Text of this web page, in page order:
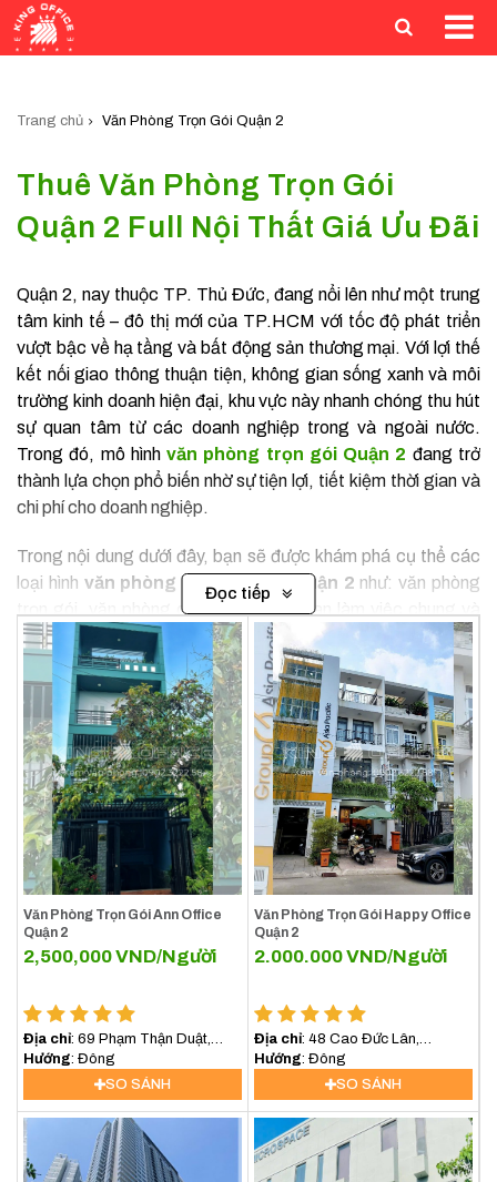
Trang chủ Văn Phòng Trọn Gói Quận 2
Thuê Văn Phòng Trọn Gói
Quận 2 Full Nội Thất Giá Ưu Đãi
Quận 2, nay thuộc TP. Thủ Đức, đang nổi lên như một trung
tâm kinh tế – đô thị mới của TP.HCM với tốc độ phát triển
vượt bậc về hạ tầng và bất động sản thương mại. Với lợi thế
kết nối giao thông thuận tiện, không gian sống xanh và môi
trường kinh doanh hiện đại, khu vực này nhanh chóng thu hút
sự quan tâm từ các doanh nghiệp trong và ngoài nước.
Trong đó, mô hìnhvăn phòng trọn gói Quận 2 đang trở
thành lựa chọn phổ biến nhờ sự tiện lợi, tiết kiệm thời gian và
chi phí cho doanh nghiệp.
Trong nội dung dưới đây, bạn sẽ được khám phá cụ thể các
loại hình văn phòng linh hoạt tại Quận 2 như: văn phòng
trọn gói, văn phòng chia sẻ, không gian làm việc chung và
serviced office. Mỗi mô hình đều mang đến những ưu điểm
riêng, phù hợp với doanh nghiệp ở từng giai đoạn phát triển,
từ startup nhỏ đến công ty quy mô vừa và lớn đang tìm kiếm
địa điểm đặt văn phòng chuyên nghiệp tại một khu vực giàu
tiềm năng như Quận 2.
Giá văn phòng trọn gói quận 2
TpHCM
Đọc tiếp
Văn Phòng Trọn Gói Ann Office
Quận 2
2,500,000VND/Người
Địa chỉ: 69 Phạm Thận Duật,
Phường Cát Lái, TP. HCM
Hướng : Đông
SO SÁNH
Văn Phòng Trọn Gói Happy Office
Quận 2
2.000.000VND/Người
Địa chỉ: 48 Cao Đức Lân,
Phường Bình Trưng, TP.HCM
Hướng : Đông
SO SÁNH